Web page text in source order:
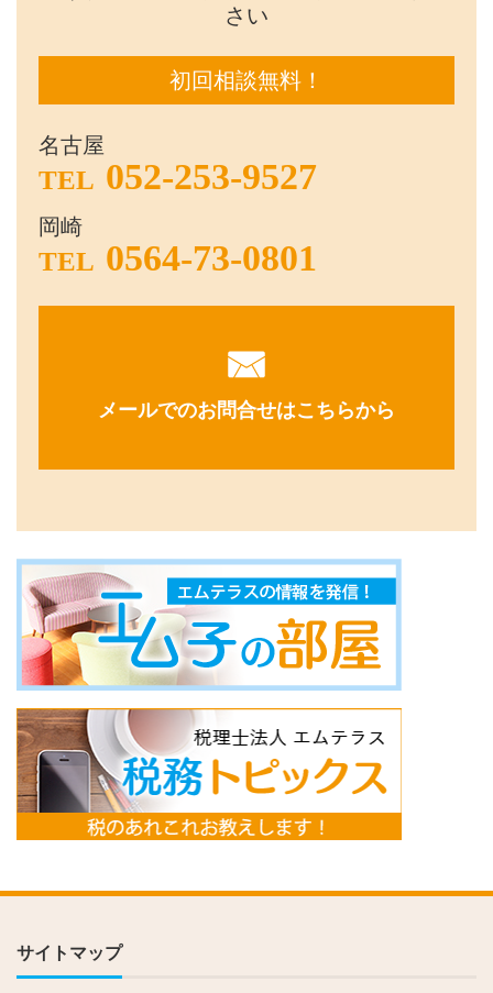
さい
初回相談無料！
名古屋
TEL 052-253-9527
岡崎
TEL 0564-73-0801
メールでのお問合せはこちらから
サイトマップ